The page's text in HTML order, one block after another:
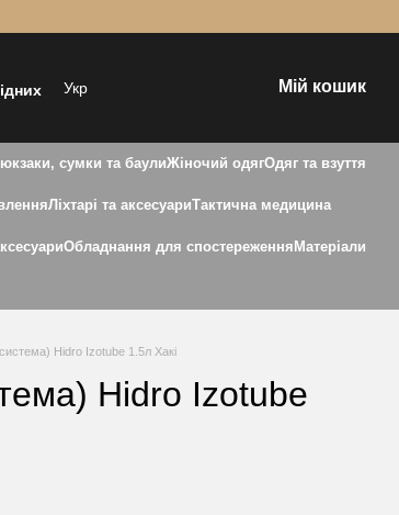
Укр Мій кошик
сумки та баулиЖіночий одягОдяг та взуття
Ліхтарі та аксесуариТактична медицина
Обладнання для спостереження Матеріали
Hidro Izotube 1.5л Хакі
Hidro Izotube